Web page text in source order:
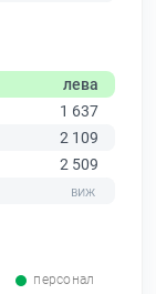
лева
1 637
2 109
2 509
персонал